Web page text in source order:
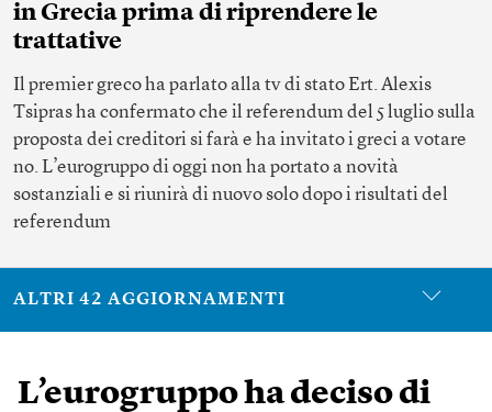
in Grecia prima di riprendere le
trattative
Il premier greco ha parlato alla tv di stato Ert. Alexis
Tsipras ha confermato che il referendum del 5 luglio sulla
proposta dei creditori si farà e ha invitato i greci a votare
no. L’eurogruppo di oggi non ha portato a novità
sostanziali e si riunirà di nuovo solo dopo i risultati del
referendum
ALTRI 42 AGGIORNAMENTI
L’eurogruppo ha deciso di